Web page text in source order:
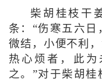
柴胡桂枝干
条：“伤寒五六日
微结，小便不利
热心烦者，此
之。”对于柴胡